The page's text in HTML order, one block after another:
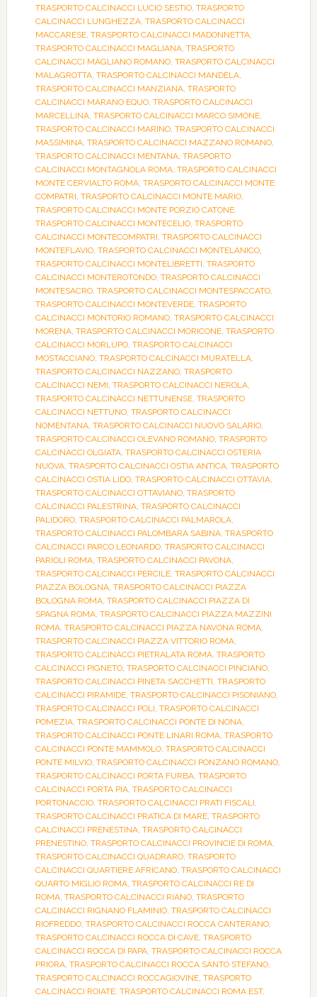
TRASPORTO CALCINACCI LUCIO SESTIO, TRASPORTO
CALCINACCI LUNGHEZZA, TRASPORTO CALCINACCI
MACCARESE, TRASPORTO CALCINACCI MADONNETTA,
TRASPORTO CALCINACCI MAGLIANA, TRASPORTO
CALCINACCI MAGLIANO ROMANO, TRASPORTO CALCINACCI
MALAGROTTA, TRASPORTO CALCINACCI MANDELA,
TRASPORTO CALCINACCI MANZIANA, TRASPORTO
CALCINACCI MARANO EQUO, TRASPORTO CALCINACCI
MARCELLINA, TRASPORTO CALCINACCI MARCO SIMONE,
TRASPORTO CALCINACCI MARINO, TRASPORTO CALCINACCI
MASSIMINA, TRASPORTO CALCINACCI MAZZANO ROMANO,
TRASPORTO CALCINACCI MENTANA, TRASPORTO
CALCINACCI MONTAGNOLA ROMA, TRASPORTO CALCINACCI
MONTE CERVIALTO ROMA, TRASPORTO CALCINACCI MONTE
COMPATRI, TRASPORTO CALCINACCI MONTE MARIO,
TRASPORTO CALCINACCI MONTE PORZIO CATONE,
TRASPORTO CALCINACCI MONTECELIO, TRASPORTO
CALCINACCI MONTECOMPATRI, TRASPORTO CALCINACCI
MONTEFLAVIO, TRASPORTO CALCINACCI MONTELANICO,
TRASPORTO CALCINACCI MONTELIBRETTI, TRASPORTO
CALCINACCI MONTEROTONDO, TRASPORTO CALCINACCI
MONTESACRO, TRASPORTO CALCINACCI MONTESPACCATO,
TRASPORTO CALCINACCI MONTEVERDE, TRASPORTO
CALCINACCI MONTORIO ROMANO, TRASPORTO CALCINACCI
MORENA, TRASPORTO CALCINACCI MORICONE, TRASPORTO
CALCINACCI MORLUPO, TRASPORTO CALCINACCI
MOSTACCIANO, TRASPORTO CALCINACCI MURATELLA,
TRASPORTO CALCINACCI NAZZANO, TRASPORTO
CALCINACCI NEMI, TRASPORTO CALCINACCI NEROLA,
TRASPORTO CALCINACCI NETTUNENSE, TRASPORTO
CALCINACCI NETTUNO, TRASPORTO CALCINACCI
NOMENTANA, TRASPORTO CALCINACCI NUOVO SALARIO,
TRASPORTO CALCINACCI OLEVANO ROMANO, TRASPORTO
CALCINACCI OLGIATA, TRASPORTO CALCINACCI OSTERIA
NUOVA, TRASPORTO CALCINACCI OSTIA ANTICA, TRASPORTO
CALCINACCI OSTIA LIDO, TRASPORTO CALCINACCI OTTAVIA,
TRASPORTO CALCINACCI OTTAVIANO, TRASPORTO
CALCINACCI PALESTRINA, TRASPORTO CALCINACCI
PALIDORO, TRASPORTO CALCINACCI PALMAROLA,
TRASPORTO CALCINACCI PALOMBARA SABINA, TRASPORTO
CALCINACCI PARCO LEONARDO, TRASPORTO CALCINACCI
PARIOLI ROMA, TRASPORTO CALCINACCI PAVONA,
TRASPORTO CALCINACCI PERCILE, TRASPORTO CALCINACCI
PIAZZA BOLOGNA, TRASPORTO CALCINACCI PIAZZA
BOLOGNA ROMA, TRASPORTO CALCINACCI PIAZZA DI
SPAGNA ROMA, TRASPORTO CALCINACCI PIAZZA MAZZINI
ROMA, TRASPORTO CALCINACCI PIAZZA NAVONA ROMA,
TRASPORTO CALCINACCI PIAZZA VITTORIO ROMA,
TRASPORTO CALCINACCI PIETRALATA ROMA, TRASPORTO
CALCINACCI PIGNETO, TRASPORTO CALCINACCI PINCIANO,
TRASPORTO CALCINACCI PINETA SACCHETTI, TRASPORTO
CALCINACCI PIRAMIDE, TRASPORTO CALCINACCI PISONIANO,
TRASPORTO CALCINACCI POLI, TRASPORTO CALCINACCI
POMEZIA, TRASPORTO CALCINACCI PONTE DI NONA,
TRASPORTO CALCINACCI PONTE LINARI ROMA, TRASPORTO
CALCINACCI PONTE MAMMOLO, TRASPORTO CALCINACCI
PONTE MILVIO, TRASPORTO CALCINACCI PONZANO ROMANO,
TRASPORTO CALCINACCI PORTA FURBA, TRASPORTO
CALCINACCI PORTA PIA, TRASPORTO CALCINACCI
PORTONACCIO, TRASPORTO CALCINACCI PRATI FISCALI,
TRASPORTO CALCINACCI PRATICA DI MARE, TRASPORTO
CALCINACCI PRENESTINA, TRASPORTO CALCINACCI
PRENESTINO, TRASPORTO CALCINACCI PROVINCIE DI ROMA,
TRASPORTO CALCINACCI QUADRARO, TRASPORTO
CALCINACCI QUARTIERE AFRICANO, TRASPORTO CALCINACCI
QUARTO MIGLIO ROMA, TRASPORTO CALCINACCI RE DI
ROMA, TRASPORTO CALCINACCI RIANO, TRASPORTO
CALCINACCI RIGNANO FLAMINIO, TRASPORTO CALCINACCI
RIOFREDDO, TRASPORTO CALCINACCI ROCCA CANTERANO,
TRASPORTO CALCINACCI ROCCA DI CAVE, TRASPORTO
CALCINACCI ROCCA DI PAPA, TRASPORTO CALCINACCI ROCCA
PRIORA, TRASPORTO CALCINACCI ROCCA SANTO STEFANO,
TRASPORTO CALCINACCI ROCCAGIOVINE, TRASPORTO
CALCINACCI ROIATE, TRASPORTO CALCINACCI ROMA EST,